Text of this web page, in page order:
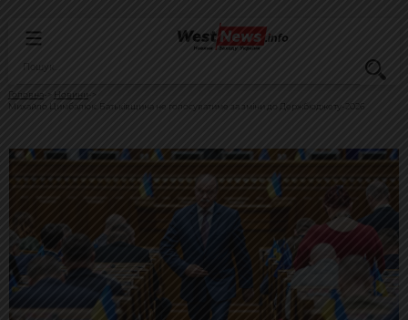
Головна
Новини
Михайло Цимбалюк: Батьківщина не голосуватиме за зміни до Держбюджету-2026